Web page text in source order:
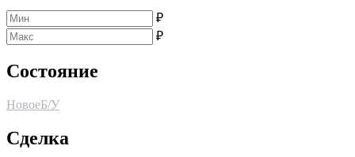
₽
₽
Состояние
НовоеБ/У
Сделка